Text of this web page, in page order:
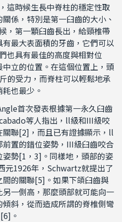
這時候生長中脊柱的穩定性取
係，特別是第一臼齒的大小、
，第一顆臼齒長出，給頸椎帶
最大表面積的牙齒，它們可以
也具有最佳的高度與相對位
立的位置。在這個位置上，頭
的受力，而脊柱可以輕鬆地承
也最少。
首次發表根據第一永久臼齒
等人指出，ll級和III級咬
關聯[2]，而且已有證據顯示，ll
置的錯位姿勢，III級臼齒咬合
勢[1，3]。同樣地，頭部的姿
元1926年，Schwartz就提出了
的關聯[5]。如果下頜臼齒與
一側高，那麼頭部就可能向一
斜，從而造成所謂的脊椎側彎
。